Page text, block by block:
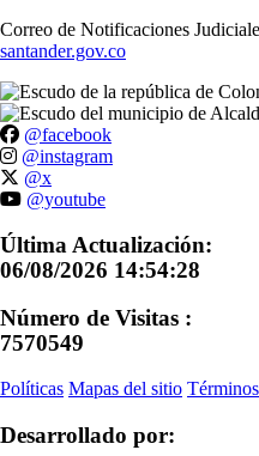
Correo de Notificaciones
santander.gov.co
@facebook
@instagram
@x
@youtube
Última Actualización:
06/08/2026 14:54:28
Número de Visitas :
7570549
Políticas Mapas del sitio
Desarrollado por: